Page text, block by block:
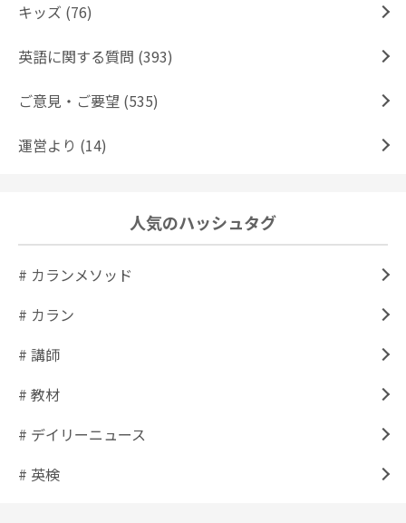
キッズ (76)
英語に関する質問 (393)
ご意見・ご要望 (535)
運営より (14)
人気のハッシュタグ
# カランメソッド
# カラン
# 講師
# 教材
# デイリーニュース
# 英検